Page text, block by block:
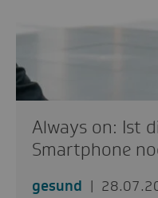
Always on: Ist
Smartphone
gesund